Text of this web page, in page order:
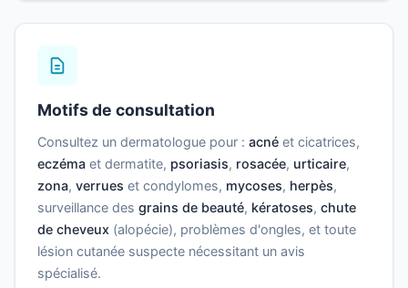
Motifs de consultation
Consultez un dermatologue pour : acné et cicatrices,
eczéma et dermatite, psoriasis, rosacée, urticaire,
zona, verrues et condylomes, mycoses, herpès,
surveillance des grains de beauté, kératoses, chute
de cheveux (alopécie), problèmes d'ongles, et toute
lésion cutanée suspecte nécessitant un avis
spécialisé.